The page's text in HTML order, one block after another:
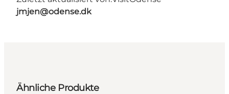
jmjen@odense.dk
Ähnliche Produkte